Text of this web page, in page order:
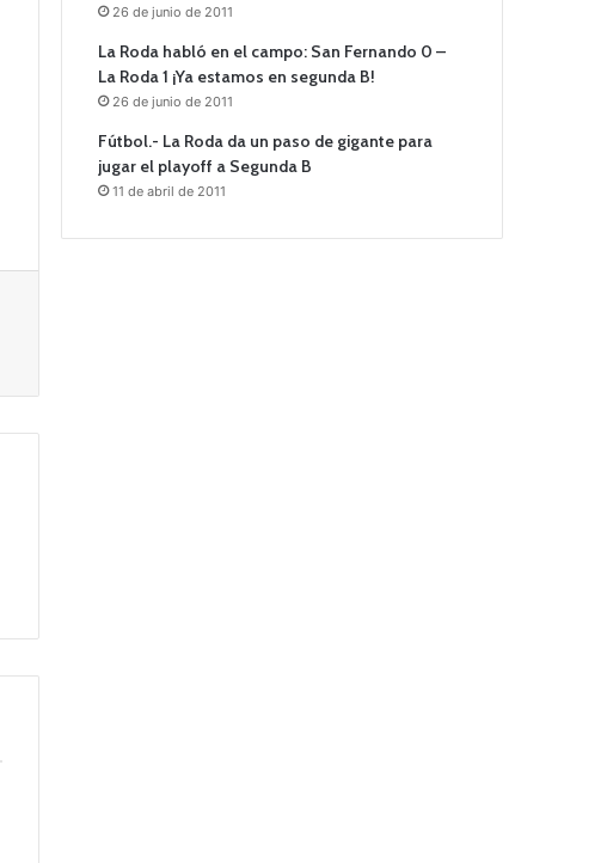
26 de junio de 2011
La Roda habló en el campo: San Fernando 0 –
La Roda 1 ¡Ya estamos en segunda B!
26 de junio de 2011
Fútbol.- La Roda da un paso de gigante para
jugar el playoff a Segunda B
11 de abril de 2011